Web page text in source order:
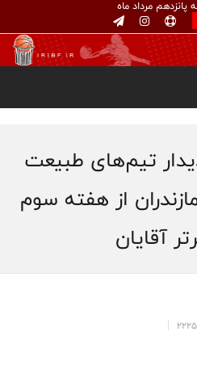
پانزدهم مرداد ماه
تیم‌های طبیعت
از هفته سوم
آقایان
2225